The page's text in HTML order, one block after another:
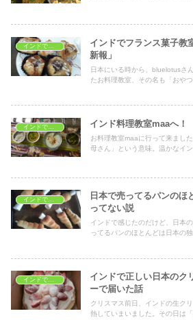
インドでフランス菓子教
新報」
日本にいる時から、bluelotusさ
たお料理教室、その名も「おやつ
インド料理教室maaへ！
お料理教室maaに行って来まし
母さん」という意味。温かなイン
日本で売ってるパンのほ
ってない説
インドで感じたのだけど、日本
ってるパンのほとんどは日本の
インドで料理教室
インドで正しい日本のク
ーで届いた話
クリスマス前日、インドの生ク
熱していまいました。その日は